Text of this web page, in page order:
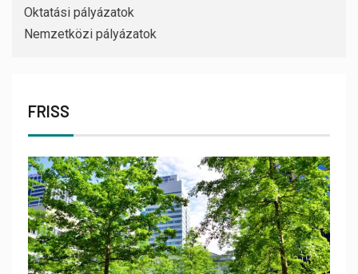
Oktatási pályázatok
Nemzetközi pályázatok
FRISS